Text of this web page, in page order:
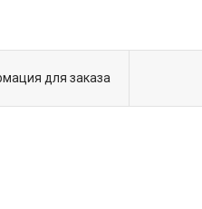
для заказа